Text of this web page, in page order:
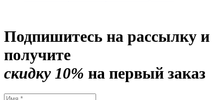
Подпишитесь на рассылку и
получите
скидку 10% на первый заказ